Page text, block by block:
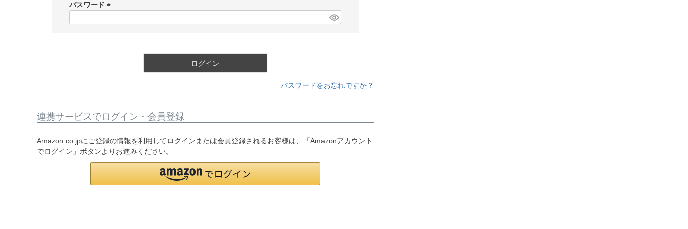
)
パスワード
ログイン
パスワードをお忘れですか？
連携サービスでログイン・会員登録
Amazon.co.jpにご登録の情報を利用してログインまたは会員登録されるお客様は、「Amazonアカウント
でログイン」ボタンよりお進みください。